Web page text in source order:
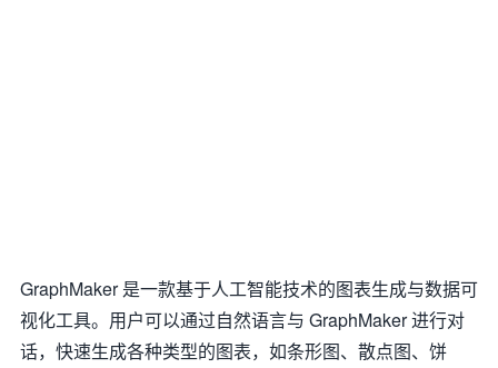
GraphMaker 是一款基于人工智能技术的图表生成与数据可
视化工具。用户可以通过自然语言与 GraphMaker 进行对
话，快速生成各种类型的图表，如条形图、散点图、饼